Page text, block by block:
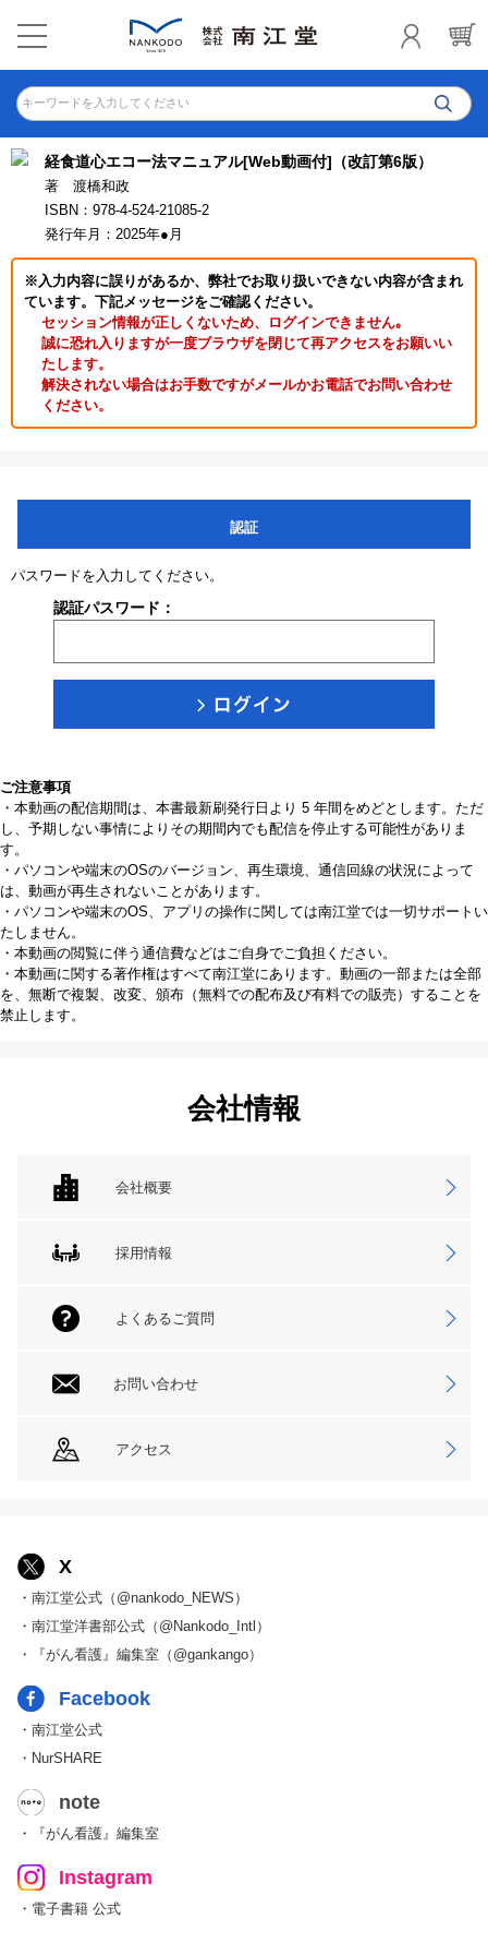
キーワードを入力してください
経食道心エコー法マニュアル[Web動画付]（改訂第6版）
著 渡橋和政
ISBN：978-4-524-21085-2
発行年月：2025年●月
※入力内容に誤りがあるか、弊社でお取り扱いできない内容が含まれ
ています。下記メッセージをご確認ください。
セッション情報が正しくないため、ログインできません｡
誠に恐れ入りますが一度ブラウザを閉じて再アクセスをお願いい
たします。
解決されない場合はお手数ですがメールかお電話でお問い合わせ
ください。
認証
パスワードを入力してください。
認証パスワード：
ご注意事項
・本動画の配信期間は、本書最新刷発行日より 5 年間をめどとします。ただ
し、予期しない事情によりその期間内でも配信を停止する可能性がありま
す。
・パソコンや端末のOSのバージョン、再生環境、通信回線の状況によって
は、動画が再生されないことがあります。
・パソコンや端末のOS、アプリの操作に関しては南江堂では一切サポートい
たしません。
・本動画の閲覧に伴う通信費などはご自身でご負担ください。
・本動画に関する著作権はすべて南江堂にあります。動画の一部または全部
を、無断で複製、改変、頒布（無料での配布及び有料での販売）することを
禁止します。
会社情報
会社概要
採用情報
よくあるご質問
お問い合わせ
アクセス
X
・南江堂公式（@nankodo_NEWS）
・南江堂洋書部公式（@Nankodo_Intl）
・『がん看護』編集室（@gankango）
Facebook
・南江堂公式
・NurSHARE
note
・『がん看護』編集室
Instagram
・電子書籍 公式